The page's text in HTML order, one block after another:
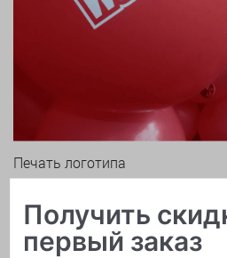
Печать логотипа
Получить
первый заказ